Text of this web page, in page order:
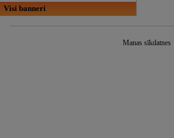
Visi banneri
Manas sīkdatnes